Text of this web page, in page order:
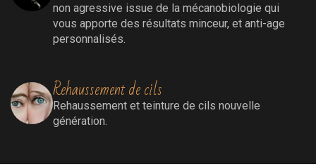
non agressive issue de la mécanobiologie qui
vous apporte des résultats minceur, et anti-age
personnalisés.
Rehaussement de cils
Rehaussement et teinture de cils nouvelle
génération.